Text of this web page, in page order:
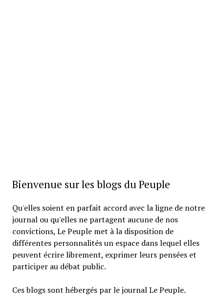
Bienvenue sur les blogs du Peuple
Qu'elles soient en parfait accord avec la ligne de notre
journal ou qu'elles ne partagent aucune de nos
convictions, Le Peuple met à la disposition de
différentes personnalités un espace dans lequel elles
peuvent écrire librement, exprimer leurs pensées et
participer au débat public.
Ces blogs sont hébergés par le journal Le Peuple.